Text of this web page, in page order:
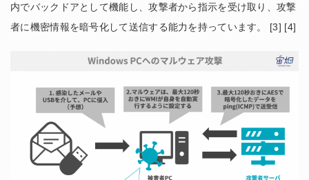
内でバックドアとして機能し、攻撃者から指示を受け取り、攻撃
者に機密情報を暗号化して送信する能力を持っています。 [3] [4]